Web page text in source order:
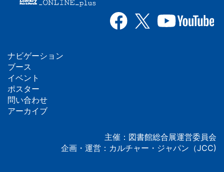
フ
ッ
タ
ナビゲーション
ブース
イベント
ポスター
問い合わせ
アーカイブ
主催：図書館総合展運営委員会
企画・運営：カルチャー・ジャパン（JCC)